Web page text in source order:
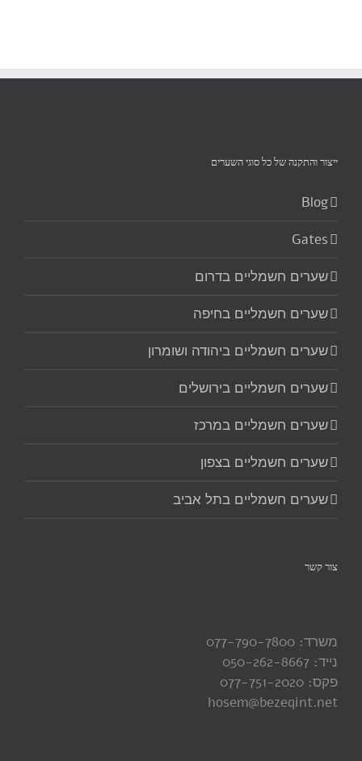
ייצור והתקנה של כל סוגי השערים‏
Blog
Gates
שערים חשמליים בדרום
שערים חשמליים בחיפה
שערים חשמליים ביהודה ושומרון
שערים חשמליים בירושלים
שערים חשמליים במרכז
שערים חשמליים בצפון
שערים חשמליים בתל אביב
צור קשר
משרד: 077-790-7800
נייד: 050-262-8667
פקס: 077-751-2020
hosem@bezeqint.net